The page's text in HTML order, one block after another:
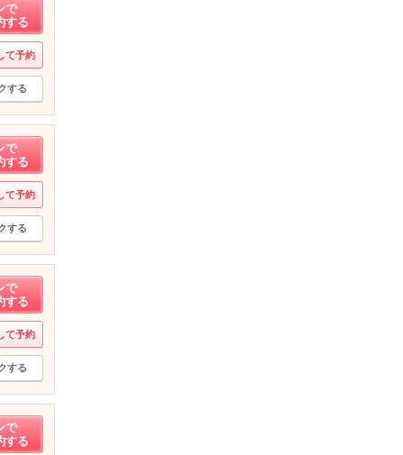
で
する
て予約
する
で
する
て予約
する
で
する
て予約
する
で
する